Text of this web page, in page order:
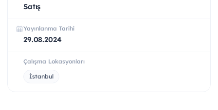
Satış
Yayınlanma Tarihi
29.08.2024
Çalışma Lokasyonları
İstanbul